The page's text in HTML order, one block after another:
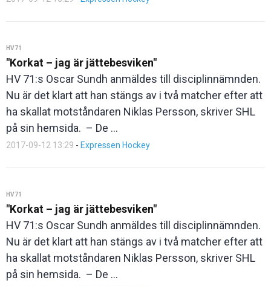
HV71
"Korkat – jag är jättebesviken"
HV 71:s Oscar Sundh anmäldes till disciplinnämnden.
Nu är det klart att han stängs av i två matcher efter att
ha skallat motståndaren Niklas Persson, skriver SHL
på sin hemsida. – De ...
2017-09-12 13:29 - Expressen Hockey
HV71
"Korkat – jag är jättebesviken"
HV 71:s Oscar Sundh anmäldes till disciplinnämnden.
Nu är det klart att han stängs av i två matcher efter att
ha skallat motståndaren Niklas Persson, skriver SHL
på sin hemsida. – De ...